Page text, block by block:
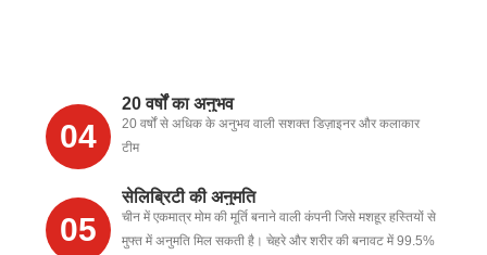
04
20 वर्षों का अनुभव
20 वर्षों से अधिक के अनुभव वाली सशक्त डिज़ाइनर और कलाकार
टीम
05
सेलिब्रिटी की अनुमति
चीन में एकमात्र मोम की मूर्ति बनाने वाली कंपनी जिसे मशहूर हस्तियों से
मुफ्त में अनुमति मिल सकती है। चेहरे और शरीर की बनावट में 99.5%